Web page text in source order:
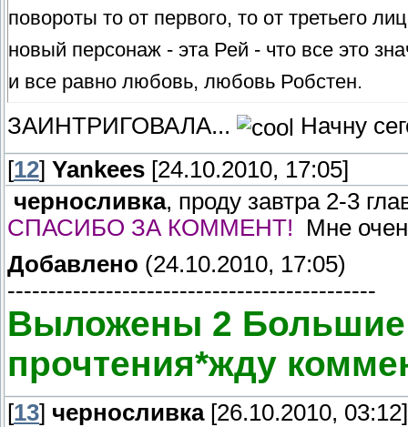
повороты то от первого, то от третьего
новый персонаж - эта Рей - что все это
и все равно любовь, любовь Робстен.
ЗАИНТРИГОВАЛА...
Начну
[12] Yankees [24.10.2010, 17:05]
черносливка, проду завтра 2-3
СПАСИБО ЗА КОММЕНТ!
Мне
Добавлено (24.10.2010, 17:05)
---------------------------------------------
Выложены 2 Большие
прочтения*жду
[13] черносливка[26.10.2010, 03:12]